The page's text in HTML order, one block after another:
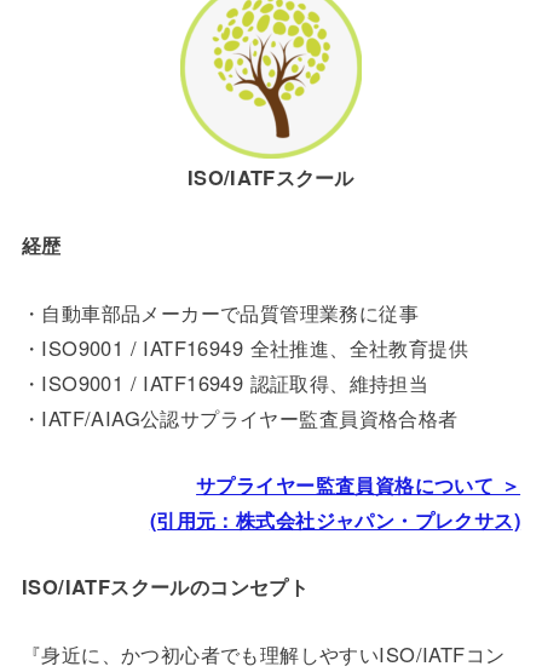
ISO/IATFスクール
経歴
・自動車部品メーカーで品質管理業務に従事
・ISO9001 / IATF16949 全社推進、全社教育提供
・ISO9001 / IATF16949 認証取得、維持担当
・IATF/AIAG公認サプライヤー監査員資格合格者
サプライヤー監査員資格について ＞
(引用元：株式会社ジャパン・プレクサス)
ISO/IATFスクールのコンセプト
『身近に、かつ初心者でも理解しやすいISO/IATFコン